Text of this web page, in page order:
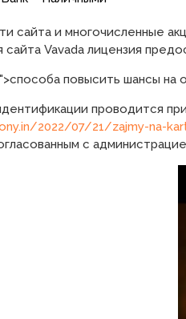
сайта и многочисленные
сайта Vavada лицензия
повысить шансы на
проводится
2022/07/21/zajmy-na-
с